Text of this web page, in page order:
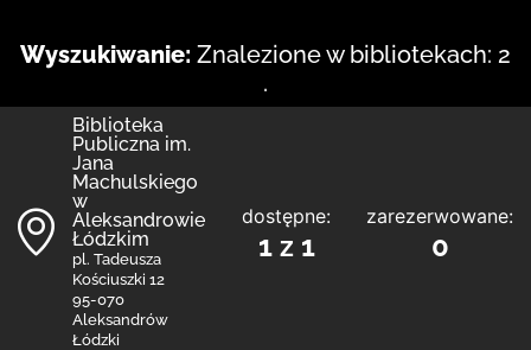
Wyszukiwanie: Znalezione w bibliotekach: 2
.
Biblioteka
Publiczna im.
Jana
Machulskiego
w
Aleksandrowie
Łódzkim
pl. Tadeusza
Kościuszki 12
95-070
Aleksandrów
Łódzki
dostępne:
1 z 1
zarezerwowane:
0